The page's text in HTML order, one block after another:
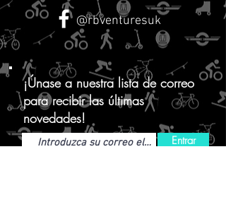
Diferentes versiones disponibles:
Non-Flex Selfie Stick Adaptor para
Insta360 One R (Boosted Battery Base)
Non-Flex Selfie Stick Adaptor para
Insta360 One RS
@rbventuresuk
¡Únase a nuestra lista de correo
para recibir las últimas
novedades!
Entrar